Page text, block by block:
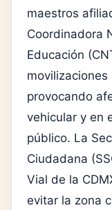
maestros
Coordinadora
Educación
provocando
vehicular y en
público. La
Ciudadana
Vial de la
evitar la zona